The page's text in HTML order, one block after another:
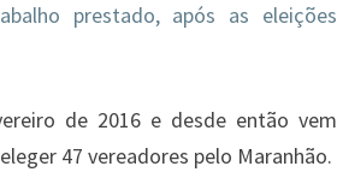
prestado, após as eleições
de 2016 e desde então vem
47 vereadores pelo Maranhão.